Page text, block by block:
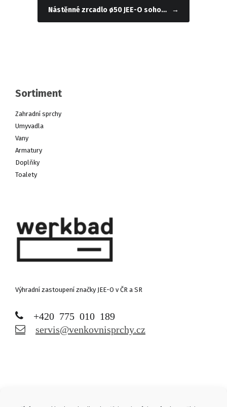
Nástěnné zrcadlo ø50 JEE-O soho… →
Sortiment
Zahradní sprchy
Umyvadla
Vany
Armatury
Doplňky
Toalety
Výhradní zastoupení značky JEE-O v ČR a SR
+420 775 010 189
servis@venkovnisprchy.cz
Links